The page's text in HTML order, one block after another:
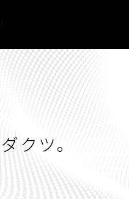
クツ。
03-5816-2755
お問合せ・資料請求